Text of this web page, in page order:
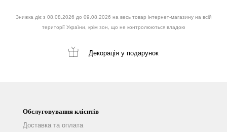
Знижка діє з 08.08.2026 до 09.08.2026 на весь товар інтернет-магазину на всій
території України, крім зон, що не контролюються владою
Декорація у подарунок
Обслуговування клієнтів
Доставка та оплата